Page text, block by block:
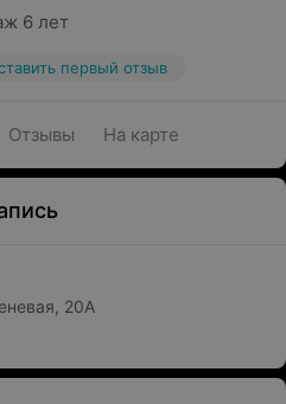
6 лет
первый отзыв
Отзывы На карте
20А